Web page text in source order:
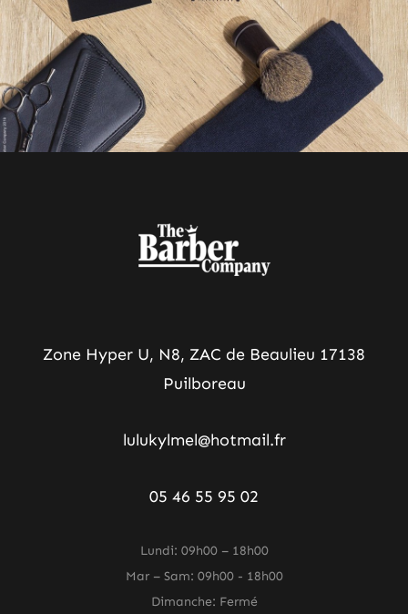
Zone Hyper U, N8, ZAC de Beaulieu 17138
Puilboreau
lulukylmel@hotmail.fr
05 46 55 95 02
Lundi: 09h00 – 18h00
Mar – Sam: 09h00 - 18h00
Dimanche: Fermé